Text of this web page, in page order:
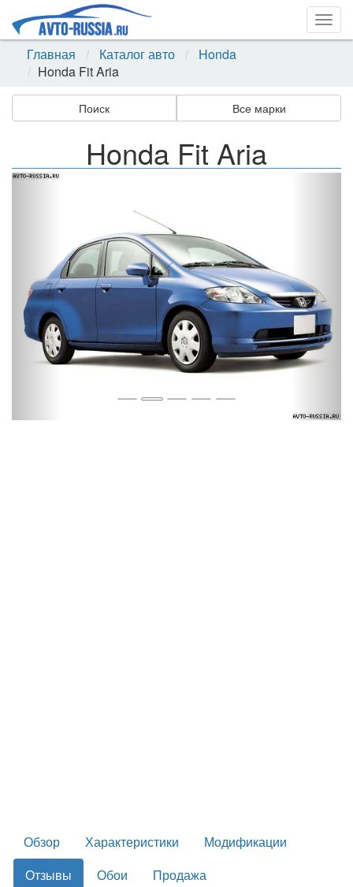
Главная
Каталог авто
Honda
Honda Fit Aria
Поиск Все марки
Honda Fit Aria
Назад
Обзор Характеристики
Модификации
Отзывы
Обои Продажа